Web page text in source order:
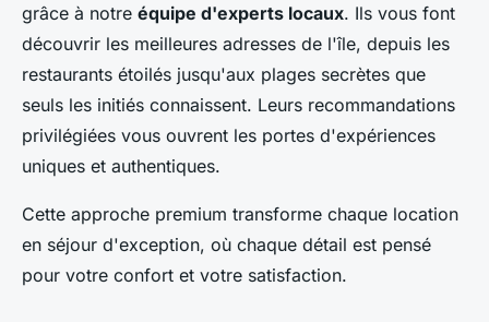
grâce à notre équipe d'experts locaux. Ils vous font
découvrir les meilleures adresses de l'île, depuis les
restaurants étoilés jusqu'aux plages secrètes que
seuls les initiés connaissent. Leurs recommandations
privilégiées vous ouvrent les portes d'expériences
uniques et authentiques.
Cette approche premium transforme chaque location
en séjour d'exception, où chaque détail est pensé
pour votre confort et votre satisfaction.